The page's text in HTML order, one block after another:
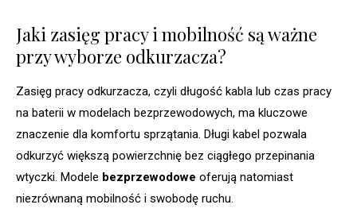
Jaki zasięg pracy i mobilność są ważne
przy wyborze odkurzacza?
Zasięg pracy odkurzacza, czyli długość kabla lub czas pracy
na baterii w modelach bezprzewodowych, ma kluczowe
znaczenie dla komfortu sprzątania. Długi kabel pozwala
odkurzyć większą powierzchnię bez ciągłego przepinania
wtyczki. Modele bezprzewodowe oferują natomiast
niezrównaną mobilność i swobodę ruchu.